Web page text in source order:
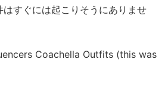
すぐには起こりそうにありませ
Coachella Outfits (this was